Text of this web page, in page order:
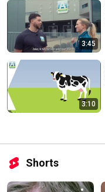
3:45
3:10
Shorts